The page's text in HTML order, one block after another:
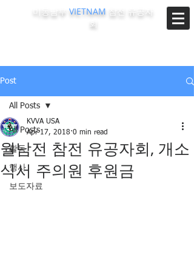
미동남부 VIETNAM 참전 유공자
회
Post
All Posts
활동
행사
보도자료
All Posts
월남전 참전 유공자회, 개소
식서 주의원 후원금
KVVA USA
Apr 17, 2018 0 min read